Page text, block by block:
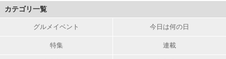
カテゴリ一覧
グルメイベント 今日は何の日
特集 連載